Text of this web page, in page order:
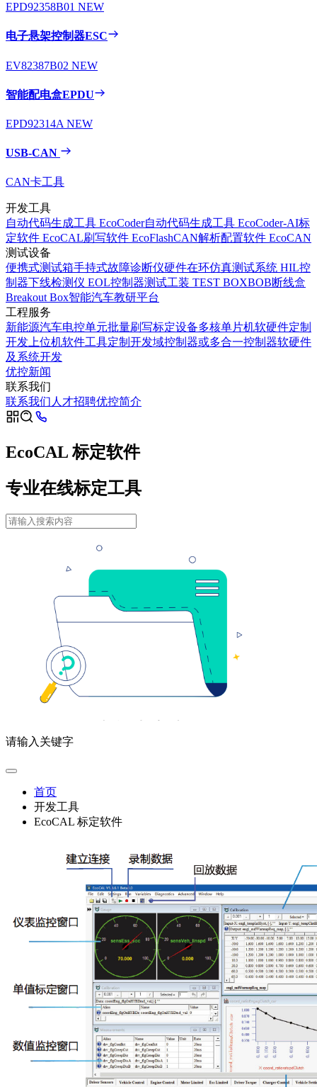
EPD92358B01 NEW
电子悬架控制器ESC
EV82387B02 NEW
智能配电盒EPDU
EPD92314A NEW
USB-CAN
CAN卡工具
开发工具
自动代码生成工具 EcoCoder自动代码生成工具 EcoCoder-AI标
定软件 EcoCAL刷写软件 EcoFlashCAN解析配置软件 EcoCAN
测试设备
便携式测试箱手持式故障诊断仪硬件在环仿真测试系统 HIL控
制器下线检测仪 EOL控制器测试工装 TEST BOXBOB断线盒
Breakout Box智能汽车教研平台
工程服务
新能源汽车电控单元批量刷写标定设备多核单片机软硬件定制
开发 上位机软件工具定制开发域控制器或多合一控制器软硬件
及系统开发
优控新闻
联系我们
联系我们 人才招聘优控简介
EcoCAL 标定软件
专业在线标定工具
请输入关键字
首页
开发工具
EcoCAL 标定软件